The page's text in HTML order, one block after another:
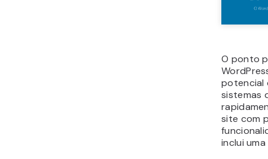
O ponto
potencial
sistemas
site com
inclui